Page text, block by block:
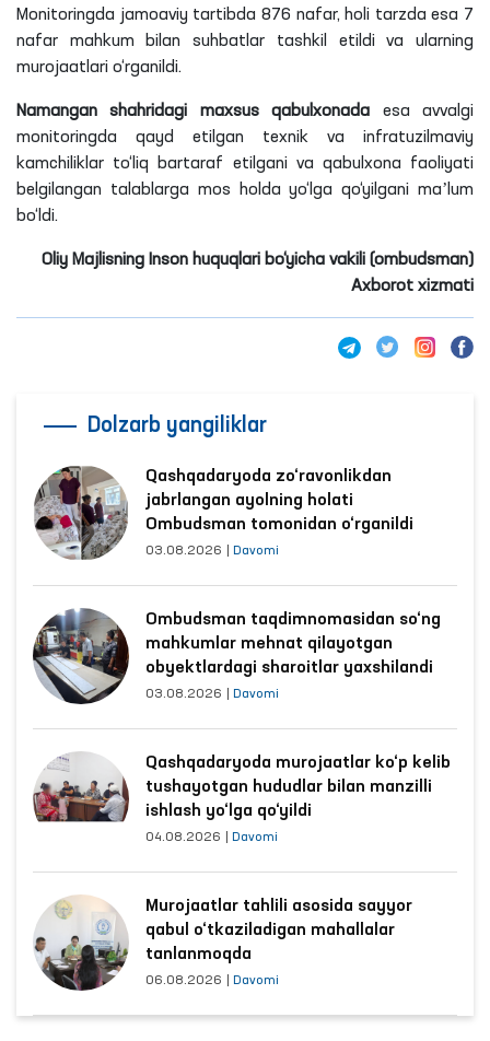
Monitoringda jamoaviy tartibda 876 nafar, holi tarzda esa 7
nafar mahkum bilan suhbatlar tashkil etildi va ularning
murojaatlari o‘rganildi.
Namanganshahridagi maxsus qabulxonada esa avvalgi
monitoringda qayd etilgan texnik va infratuzilmaviy
kamchiliklar to‘liq bartaraf etilgani va qabulxona faoliyati
belgilangan talablarga mos holda yo‘lga qo‘yilgani maʼlum
bo‘ldi.
Oliy Majlisning Inson huquqlari bo‘yicha vakili (ombudsman)
Axborot xizmati
Dolzarb yangiliklar
Qashqadaryoda zo‘ravonlikdan
jabrlangan ayolning holati
Ombudsman tomonidan o‘rganildi
03.08.2026 Davomi
Ombudsman taqdimnomasidan so‘ng
mahkumlar mehnat qilayotgan
obyektlardagi sharoitlar yaxshilandi
03.08.2026 Davomi
Qashqadaryoda murojaatlar ko‘p kelib
tushayotgan hududlar bilan manzilli
ishlash yo‘lga qo‘yildi
04.08.2026 Davomi
Murojaatlar tahlili asosida sayyor
qabul o‘tkaziladigan mahallalar
tanlanmoqda
06.08.2026 Davomi